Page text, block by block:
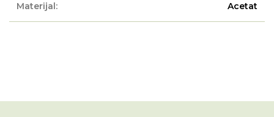
Materijal: Acetat